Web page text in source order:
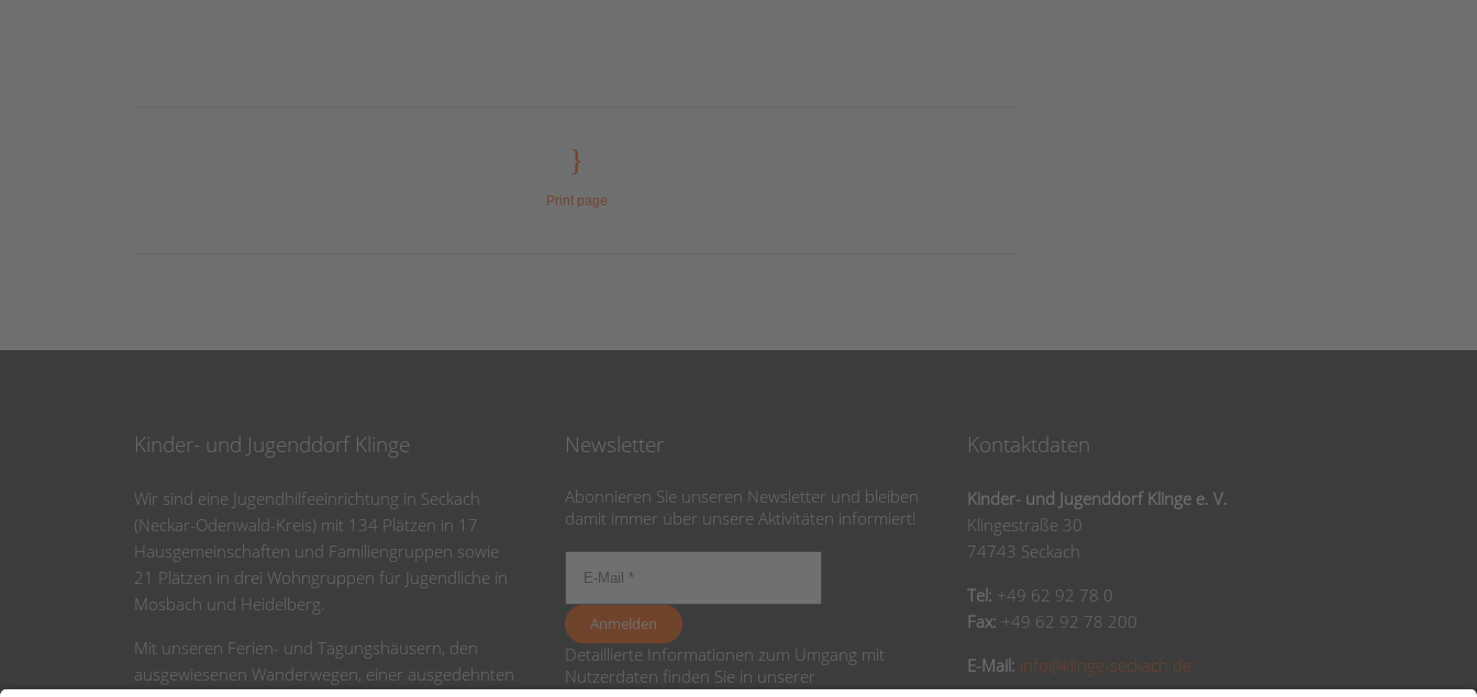
Print page
Kinder- und Jugenddorf Klinge
Wir sind eine Jugendhilfeeinrichtung in Seckach
(Neckar-Odenwald-Kreis) mit 134 Plätzen in 17
Hausgemeinschaften und Familiengruppen sowie
21 Plätzen in drei Wohngruppen für Jugendliche in
Mosbach und Heidelberg.
Mit unseren Ferien- und Tagungshäusern, den
ausgewiesenen Wanderwegen, einer ausgedehnten
Newsletter
Abonnieren Sie unseren Newsletter und bleiben
damit immer über unsere Aktivitäten informiert!
Detaillierte Informationen zum Umgang mit
Nutzerdaten finden Sie in unserer
Kontaktdaten
Kinder- und Jugenddorf Klinge e. V.
Klingestraße 30
74743 Seckach
Tel: +49 62 92 78 0
Fax: +49 62 92 78 200
E-Mail: info@klinge-seckach.de